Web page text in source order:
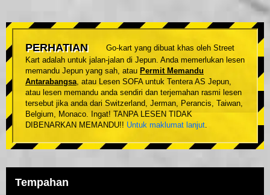
PERHATIAN
Go-kart yang dibuat khas oleh Street
Kart adalah untuk jalan-jalan di Jepun. Anda memerlukan lesen
memandu Jepun yang sah, atau Permit Memandu
Antarabangsa , atau Lesen SOFA untuk Tentera AS Jepun,
atau lesen memandu anda sendiri dan terjemahan rasmi lesen
tersebut jika anda dari Switzerland, Jerman, Perancis, Taiwan,
Belgium, Monaco. Ingat! TANPA LESEN TIDAK
DIBENARKAN MEMANDU!! Untuk maklumat lanjut
Tempahan